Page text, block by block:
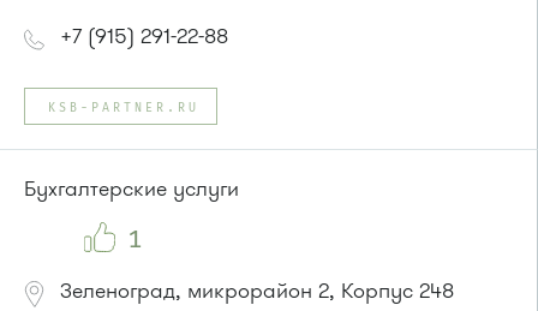
+7 (915) 291-22-88
KSB-PARTNER.RU
Бухгалтерские услуги
1
Зеленоград, микрорайон 2, Корпус 248